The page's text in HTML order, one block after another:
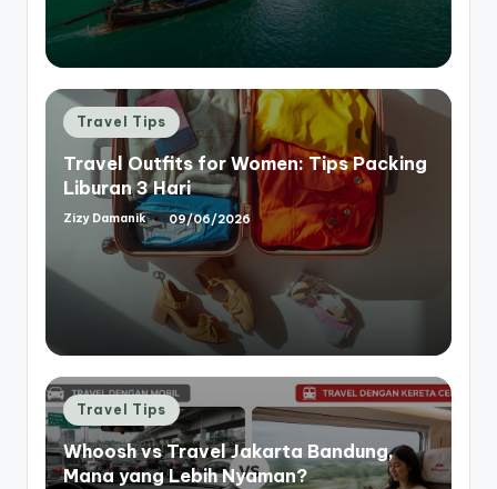
Posted
in
Travel Tips
Travel Outfits for Women: Tips Packing
Liburan 3 Hari
Posted
Zizy Damanik 09/06/2026
Posted
in
Travel Tips
Whoosh vs Travel Jakarta Bandung,
Mana yang Lebih Nyaman?